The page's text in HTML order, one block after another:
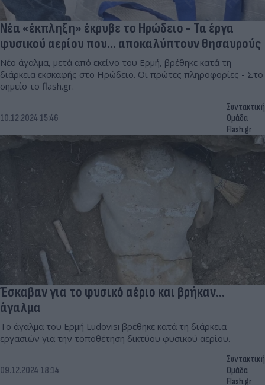
Νέα «έκπληξη» έκρυβε το Ηρώδειο - Τα έργα
φυσικού αερίου που... αποκαλύπτουν θησαυρούς
Νέο άγαλμα, μετά από εκείνο του Ερμή, βρέθηκε κατά τη
διάρκεια εκσκαφής στο Ηρώδειο. Οι πρώτες πληροφορίες - Στο
σημείο το flash.gr.
10.12.2024 15:46
Συντακτική
Ομάδα
Flash.gr
Έσκαβαν για το φυσικό αέριο και βρήκαν...
άγαλμα
Το άγαλμα του Ερμή Ludovisi βρέθηκε κατά τη διάρκεια
εργασιών για την τοποθέτηση δικτύου φυσικού αερίου.
09.12.2024 18:14
Συντακτική
Ομάδα
Flash.gr